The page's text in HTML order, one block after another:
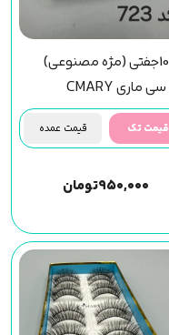
مژه 10جفتی (مژه مصنوعی)
برند سی ماری CMARY
قیمت تک قیمت عمده
۹۵۰,۰۰۰تومان